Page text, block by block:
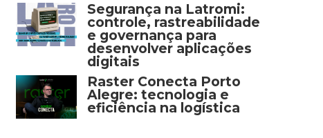
Segurança na Latromi:
controle, rastreabilidade
e governança para
desenvolver aplicações
digitais
Raster Conecta Porto
Alegre: tecnologia e
eficiência na logística